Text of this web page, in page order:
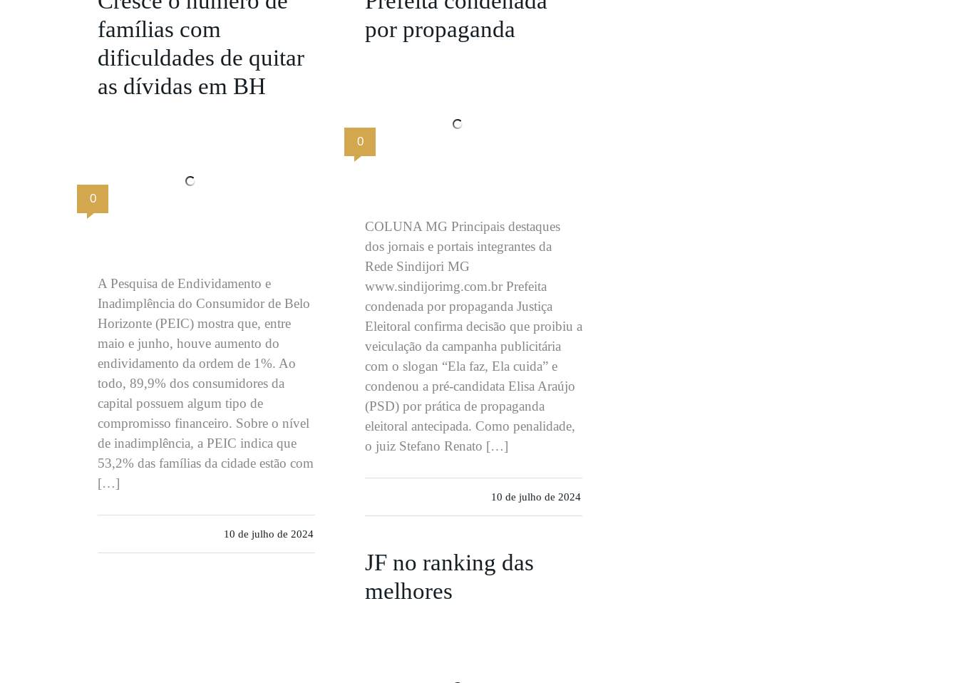
famílias com
dificuldades de quitar
as dívidas em BH
0
A Pesquisa de Endividamento e
Inadimplência do Consumidor de Belo
Horizonte (PEIC) mostra que, entre
maio e junho, houve aumento do
endividamento da ordem de 1%. Ao
todo, 89,9% dos consumidores da
capital possuem algum tipo de
compromisso financeiro. Sobre o nível
de inadimplência, a PEIC indica que
53,2% das famílias da cidade estão com
[…]
10 de julho de 2024
por propaganda
0
COLUNA MG Principais destaques
dos jornais e portais integrantes da
Rede Sindijori MG
www.sindijorimg.com.br Prefeita
condenada por propaganda Justiça
Eleitoral confirma decisão que proibiu a
veiculação da campanha publicitária
com o slogan “Ela faz, Ela cuida” e
condenou a pré-candidata Elisa Araújo
(PSD) por prática de propaganda
eleitoral antecipada. Como penalidade,
o juiz Stefano Renato […]
10 de julho de 2024
JF no ranking das
melhores